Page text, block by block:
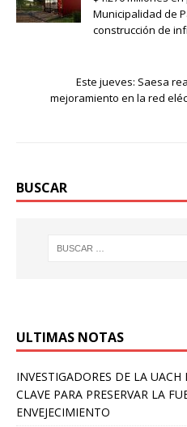
Municipalidad de
construcción de
Este jueves: Saesa
mejoramiento en la red
BUSCAR
ULTIMAS NOTAS
INVESTIGADORES DE LA
CLAVE PARA PRESERVAR LA
ENVEJECIMIENTO